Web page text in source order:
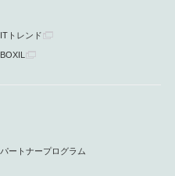
ITトレンド
BOXIL
パートナープログラム